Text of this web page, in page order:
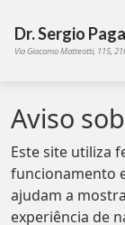
Dr. Sergio
Via Giacomo Matteotti, 115,
Aviso
Este site utiliza
funcionamento
ajudam a
experiência de